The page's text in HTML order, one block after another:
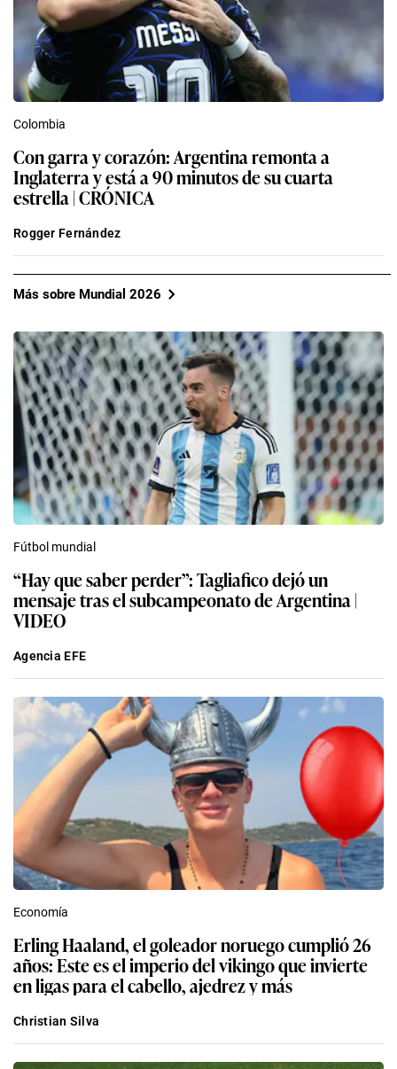
Colombia
Con garra y corazón: Argentina remonta a
Inglaterra y está a 90 minutos de su cuarta
estrella | CRÓNICA
Rogger Fernández
Más sobre Mundial 2026
Fútbol mundial
“Hay que saber perder”: Tagliafico dejó un
mensaje tras el subcampeonato de Argentina |
VIDEO
Agencia EFE
Economía
Erling Haaland, el goleador noruego cumplió 26
años: Este es el imperio del vikingo que invierte
en ligas para el cabello, ajedrez y más
Christian Silva